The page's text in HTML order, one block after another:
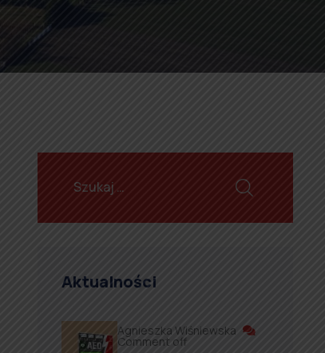
Aktualności
Agnieszka Wiśniewska
Comment off